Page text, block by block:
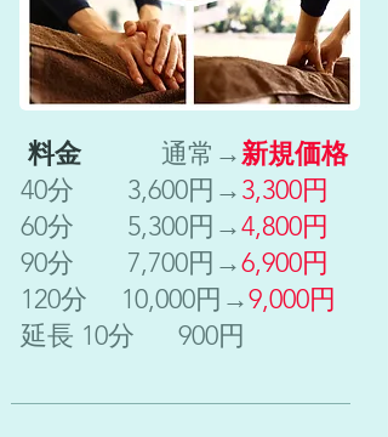
料金通常→新規価格
40分 3,600円→3,300円
60分 5,300円→4,800円
90分 7,700円→6,900円
120分 10,000円→9,000円
延長 10分 900円